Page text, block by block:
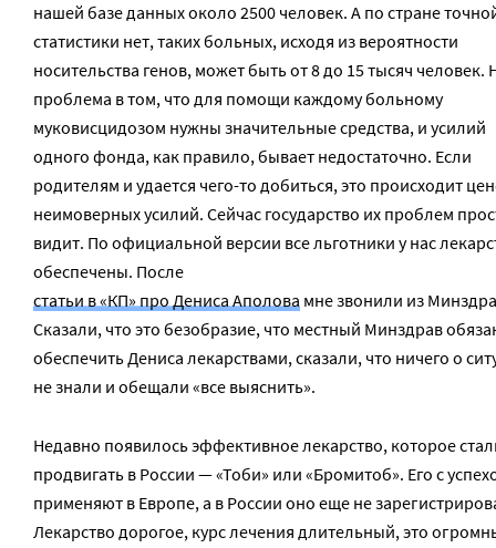
нашей базе данных около 2500 человек. А по стране
статистики нет, таких больных, исходя из вероятности
носительства генов, может быть от 8 до 15 тысяч человек.
проблема в том, что для помощи каждому больному
муковисцидозом нужны значительные средства, и усилий
одного фонда, как правило, бывает недостаточно. Если
родителям и удается чего-то добиться, это происходит
неимоверных усилий. Сейчас государство их проблем
видит. По официальной версии все льготники у нас
обеспечены. После
статьи в «КП» про Дениса Аполова мне звонили из
Сказали, что это безобразие, что местный Минздрав
обеспечить Дениса лекарствами, сказали, что ничего о
не знали и обещали «все выяснить».
Недавно появилось эффективное лекарство, которое
продвигать в России — «Тоби» или «Бромитоб». Его с
применяют в Европе, а в России оно еще не
Лекарство дорогое, курс лечения длительный, это